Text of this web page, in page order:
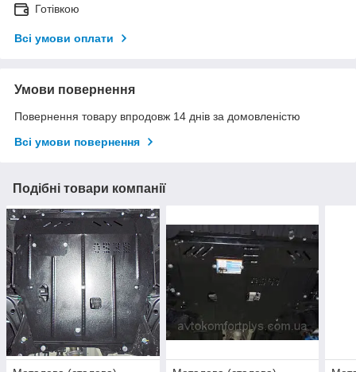
Готівкою
Всі умови оплати
Умови повернення
Повернення товару впродовж 14 днів за домовленістю
Всі умови повернення
Подібні товари компанії